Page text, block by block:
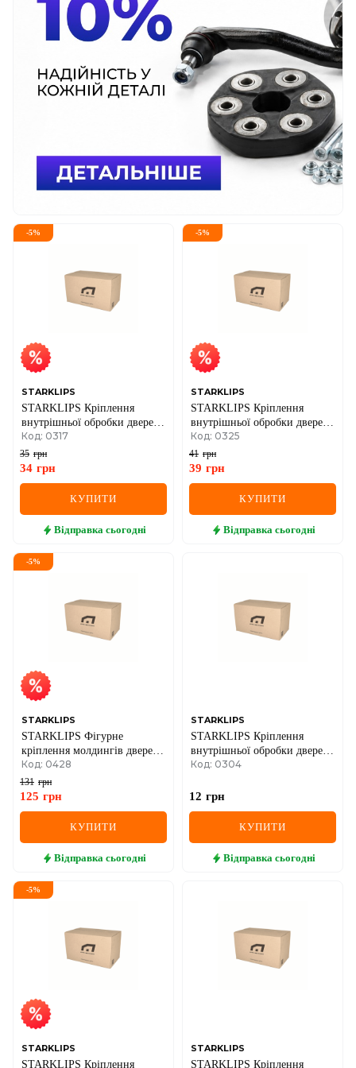
-5%
STARKLIPS
STARKLIPS Кріплення
внутрішньої обробки дверей
(чорний) VW Golf Plus, Golf
5, Golf 6, Nuova, Polo 2002,
Golf V, Touran, A6, Passat,
Код: 0317
35 грн
34 грн
КУПИТИ
Відправка сьогодні
-5%
STARKLIPS
STARKLIPS Кріплення
внутрішньої обробки дверей
VW GOLF 3
Код: 0325
41 грн
39 грн
КУПИТИ
Відправка сьогодні
-5%
STARKLIPS
STARKLIPS Фігурне
кріплення молдингів дверей
MERCEDES W124, 201
Код: 0428
131 грн
125 грн
КУПИТИ
Відправка сьогодні
STARKLIPS
STARKLIPS Кріплення
внутрішньої обробки дверей
(з двома капелюшками)
Код: 0304
12 грн
КУПИТИ
Відправка сьогодні
-5%
STARKLIPS
STARKLIPS Кріплення
STARKLIPS
STARKLIPS Кріплення